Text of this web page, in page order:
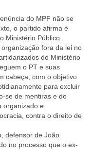
do MPF não se
o partido afirma é
Ministério Público.
fora da lei no
do Ministério
o PT e suas
cabeça, com o objetivo
para excluir
se de mentiras e do
organizado e
contra o direito de
defensor de João
no processo que o ex-